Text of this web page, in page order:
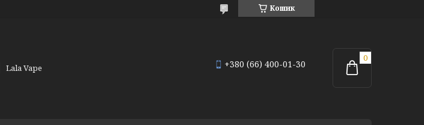
Кошик
Lala Vape +380 (66) 400-01-30